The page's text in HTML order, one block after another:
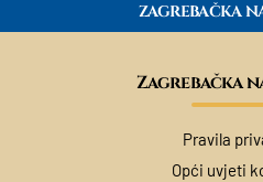
ZAGREBAČKA
Zagrebačka
Pravila
Opći uvjeti